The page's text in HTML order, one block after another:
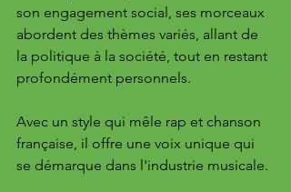
son engagement social, ses morceaux
abordent des thèmes variés, allant de
la politique à la société, tout en restant
profondément personnels.
Avec un style qui mêle rap et chanson
française, il offre une voix unique qui
se démarque dans l'industrie musicale.